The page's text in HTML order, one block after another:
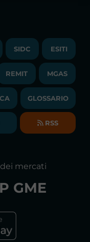
SIDC ESITI
REMIT MGAS
GLOSSARIO
RSS
mercati
GME